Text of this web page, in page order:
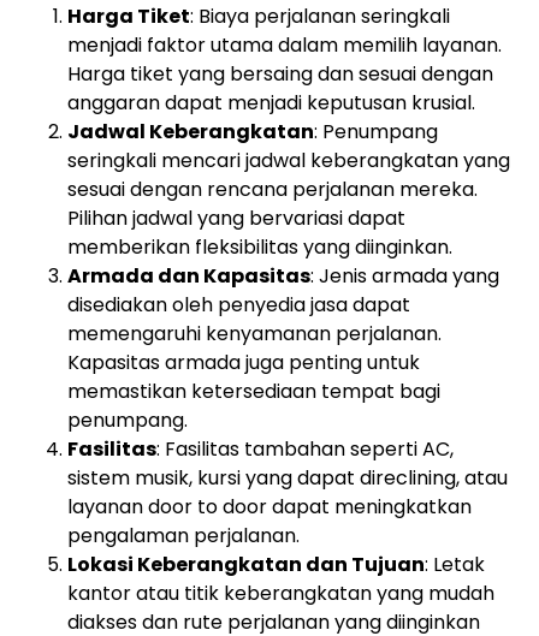
Harga Tiket: Biaya perjalanan seringkali
menjadi faktor utama dalam memilih layanan.
Harga tiket yang bersaing dan sesuai dengan
anggaran dapat menjadi keputusan krusial.
Jadwal Keberangkatan: Penumpang
seringkali mencari jadwal keberangkatan yang
sesuai dengan rencana perjalanan mereka.
Pilihan jadwal yang bervariasi dapat
memberikan fleksibilitas yang diinginkan.
Armada dan Kapasitas: Jenis armada yang
disediakan oleh penyedia jasa dapat
memengaruhi kenyamanan perjalanan.
Kapasitas armada juga penting untuk
memastikan ketersediaan tempat bagi
penumpang.
Fasilitas: Fasilitas tambahan seperti AC,
sistem musik, kursi yang dapat direclining, atau
layanan door to door dapat meningkatkan
pengalaman perjalanan.
Lokasi Keberangkatan dan Tujuan: Letak
kantor atau titik keberangkatan yang mudah
diakses dan rute perjalanan yang diinginkan